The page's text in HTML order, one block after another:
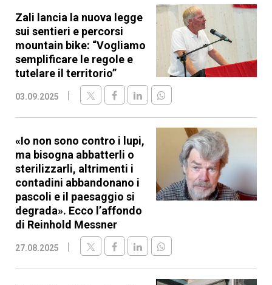
Zali lancia la nuova legge
sui sentieri e percorsi
mountain bike: “Vogliamo
semplificare le regole e
tutelare il territorio”
03.09.2025
«Io non sono contro i lupi,
ma bisogna abbatterli o
sterilizzarli, altrimenti i
contadini abbandonano i
pascoli e il paesaggio si
degrada». Ecco l’affondo
di Reinhold Messner
27.08.2025